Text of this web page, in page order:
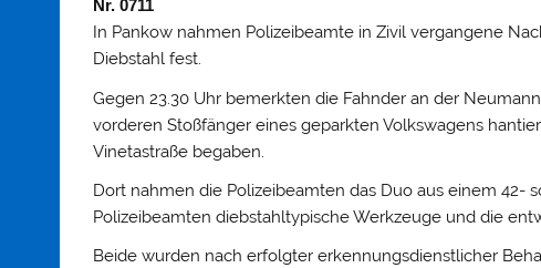
Nr. 0711
In Pankow nahmen Polizeibeamte in Zivil vergangene
Diebstahl fest.
Gegen 23.30 Uhr bemerkten die Fahnder an der
vorderen Stoßfänger eines geparkten Volkswagens
Vinetastraße begaben.
Dort nahmen die Polizeibeamten das Duo aus einem 42-
Polizeibeamten diebstahltypische Werkzeuge und die
Beide wurden nach erfolgter erkennungsdienstlicher